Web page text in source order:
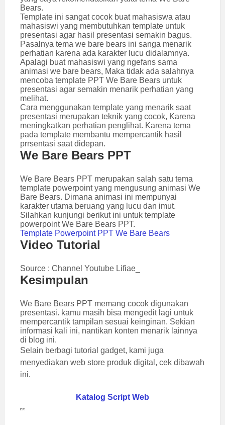
Bears.
Template ini sangat cocok buat mahasiswa atau
mahasiswi yang membutuhkan template untuk
presentasi agar hasil presentasi semakin bagus.
Pasalnya tema we bare bears ini sanga menarik
perhatian karena ada karakter lucu didalamnya.
Apalagi buat mahasiswi yang ngefans sama
animasi we bare bears, Maka tidak ada salahnya
mencoba template PPT We Bare Bears untuk
presentasi agar semakin menarik perhatian yang
melihat.
Cara menggunakan template yang menarik saat
presentasi merupakan teknik yang cocok, Karena
meningkatkan perhatian penglihat. Karena tema
pada template membantu mempercantik hasil
prrsentasi saat didepan.
We Bare Bears PPT
We Bare Bears PPT merupakan salah satu tema
template powerpoint yang mengusung animasi We
Bare Bears. Dimana animasi ini mempunyai
karakter utama beruang yang lucu dan imut.
Silahkan kunjungi berikut ini untuk template
powerpoint We Bare Bears PPT.
Template Powerpoint PPT We Bare Bears
Video Tutorial
Source : Channel Youtube Lifiae_
Kesimpulan
We Bare Bears PPT memang cocok digunakan
presentasi. kamu masih bisa mengedit lagi untuk
mempercantik tampilan sesuai keinginan. Sekian
informasi kali ini, nantikan konten menarik lainnya
di blog ini.
Selain berbagi tutorial gadget, kami juga
menyediakan web store produk digital, cek dibawah
ini.
Katalog Script Web